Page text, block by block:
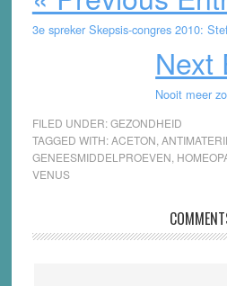
3e spreker Skepsis-congres 2010:
Next
Nooit meer
FILED UNDER:GEZONDHEID
TAGGED WITH:ACETON
GENEESMIDDELPROEVEN
VENUS
Interactions